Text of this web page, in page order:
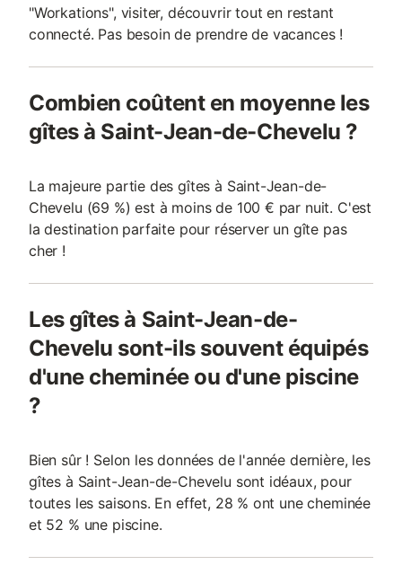
"Workations", visiter, découvrir tout en restant
connecté. Pas besoin de prendre de vacances !
Combien coûtent en moyenne les
gîtes à Saint-Jean-de-Chevelu ?
La majeure partie des gîtes à Saint-Jean-de-
Chevelu (69 %) est à moins de 100 € par nuit. C'est
la destination parfaite pour réserver un gîte pas
cher !
Les gîtes à Saint-Jean-de-
Chevelu sont-ils souvent équipés
d'une cheminée ou d'une piscine
?
Bien sûr ! Selon les données de l'année dernière, les
gîtes à Saint-Jean-de-Chevelu sont idéaux, pour
toutes les saisons. En effet, 28 % ont une cheminée
et 52 % une piscine.